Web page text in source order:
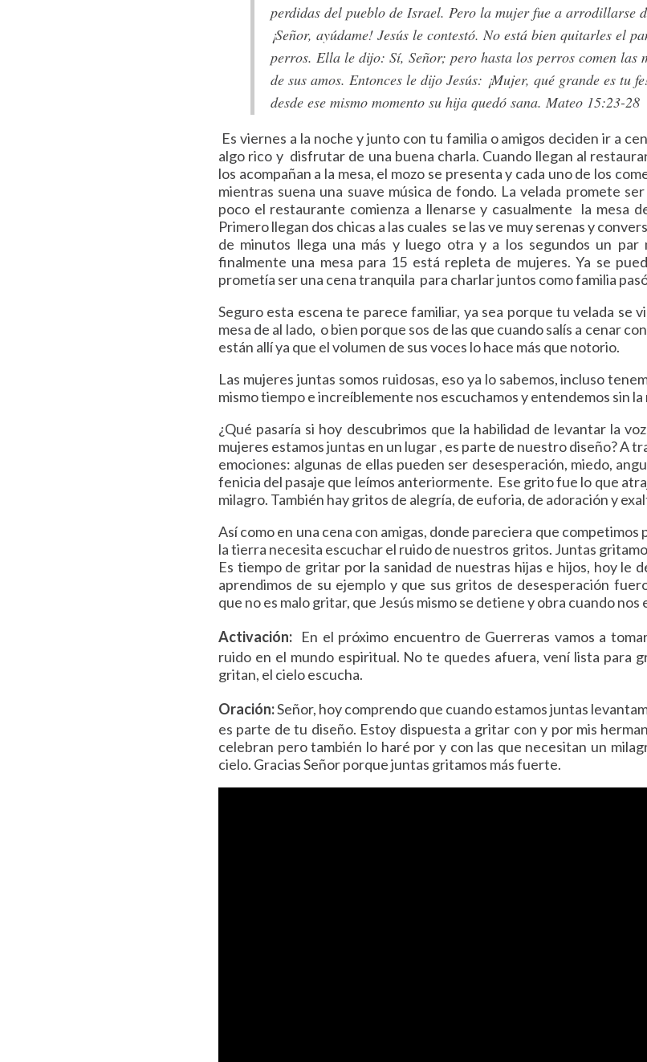
perdidas del pueblo de Israel. Pero la mujer fue a arrodillarse
¡Señor, ayúdame! Jesús le contestó. No está bien quitarles el
perros. Ella le dijo: Sí, Señor; pero hasta los perros comen las
de sus amos. Entonces le dijo Jesús: ¡Mujer, qué grande es tu
desde ese mismo momento su hija quedó sana. Mateo 15:23-28
Es viernes a la noche y junto con tu familia o amigos deciden ir a
algo rico y disfrutar de una buena charla. Cuando llegan al
los acompañan a la mesa, el mozo se presenta y cada uno de los
mientras suena una suave música de fondo. La velada promete
poco el restaurante comienza a llenarse y casualmente la mesa
Primero llegan dos chicas a las cuales se las ve muy serenas y
de minutos llega una más y luego otra y a los segundos un
finalmente una mesa para 15 está repleta de mujeres. Ya se
prometía ser una cena tranquila para charlar juntos como familia
Seguro esta escena te parece familiar, ya sea porque tu velada se
mesa de al lado, o bien porque sos de las que cuando salís a cenar
están allí ya que el volumen de sus voces lo hace más que notorio.
Las mujeres juntas somos ruidosas, eso ya lo sabemos, incluso
mismo tiempo e increíblemente nos escuchamos y entendemos sin
¿Qué pasaría si hoy descubrimos que la habilidad de levantar la
mujeres estamos juntas en un lugar , es parte de nuestro diseño? A
emociones: algunas de ellas pueden ser desesperación, miedo,
fenicia del pasaje que leímos anteriormente. Ese grito fue lo que
milagro. También hay gritos de alegría, de euforia, de adoración y
Así como en una cena con amigas, donde pareciera que
la tierra necesita escuchar el ruido de nuestros gritos. Juntas
Es tiempo de gritar por la sanidad de nuestras hijas e hijos, hoy le
aprendimos de su ejemplo y que sus gritos de desesperación
que no es malo gritar, que Jesús mismo se detiene y obra cuando nos
Activación: En el próximo encuentro de Guerreras vamos a
ruido en el mundo espiritual. No te quedes afuera, vení lista para
gritan, el cielo escucha.
Oración:Señor, hoy comprendo que cuando estamos juntas
es parte de tu diseño. Estoy dispuesta a gritar con y por mis
celebran pero también lo haré por y con las que necesitan un
cielo. Gracias Señor porque juntas gritamos más fuerte.